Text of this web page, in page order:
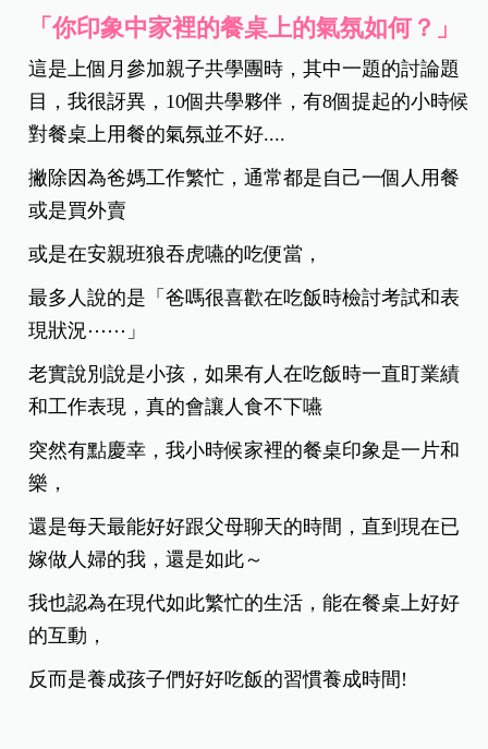
「你印象中家裡的餐桌上的氣氛如何？」
這是上個月參加親子共學團時，其中一題的討論題
目，我很訝異，10個共學夥伴，有8個提起的小時候
對餐桌上用餐的氣氛並不好....
撇除因為爸媽工作繁忙，通常都是自己一個人用餐
或是買外賣
或是在安親班狼吞虎嚥的吃便當，
最多人說的是「爸嗎很喜歡在吃飯時檢討考試和表
現狀況⋯⋯」
老實說別說是小孩，如果有人在吃飯時一直盯業績
和工作表現，真的會讓人食不下嚥
突然有點慶幸，我小時候家裡的餐桌印象是一片和
樂，
還是每天最能好好跟父母聊天的時間，直到現在已
嫁做人婦的我，還是如此～
我也認為在現代如此繁忙的生活，能在餐桌上好好
的互動，
反而是養成孩子們好好吃飯的習慣養成時間!